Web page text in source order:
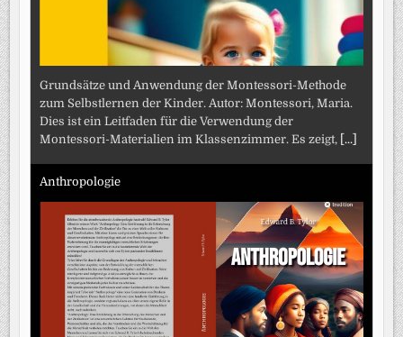
Grundsätze und Anwendung der Montessori-Methode
zum Selbstlernen der Kinder. Autor: Montessori, Maria.
Dies ist ein Leitfaden für die Verwendung der
Montessori-Materialien im Klassenzimmer. Es zeigt, [...]
Anthropologie